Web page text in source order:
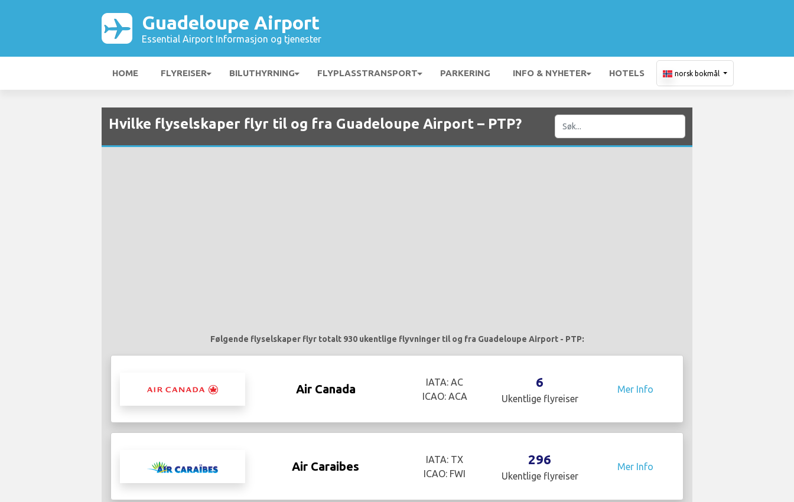
Guadeloupe Airport
Essential Airport Informasjon og tjenester
HOME FLYREISER BILUTHYRNING FLYPLASSTRANSPORT PARKERING INFO & NYHETER HOTELS norsk bokmål
Hvilke flyselskaper flyr til og fra Guadeloupe Airport – PTP?
Følgende flyselskaper flyr totalt 930 ukentlige flyvninger til og fra Guadeloupe Airport - PTP:
Air Canada
IATA: AC
ICAO: ACA
6
Ukentlige flyreiser
Mer Info
Air Caraibes
IATA: TX
ICAO: FWI
296
Ukentlige flyreiser
Mer Info